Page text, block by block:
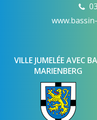
VILLE JUMELÉE AVEC
MARIENBERG